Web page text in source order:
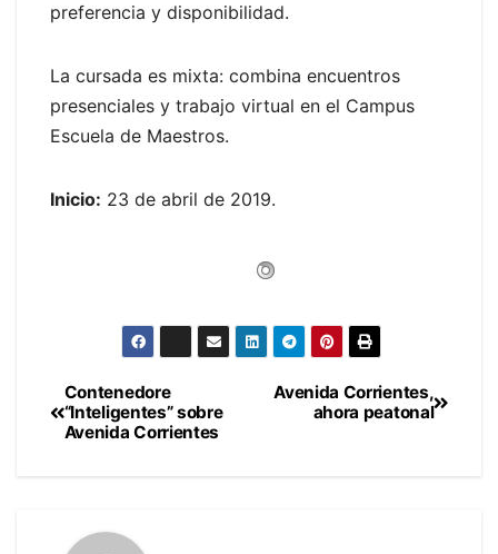
preferencia y disponibilidad.
La cursada es mixta: combina encuentros
presenciales y trabajo virtual en el Campus
Escuela de Maestros.
Inicio: 23 de abril de 2019.
Navegación
de
Avenida Corrientes,
ahora peatonal
Contenedore
“Inteligentes” sobre
Avenida Corrientes